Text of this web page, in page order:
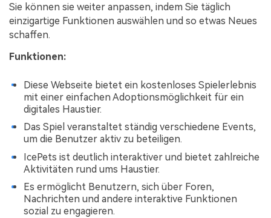
Sie können sie weiter anpassen, indem Sie täglich
einzigartige Funktionen auswählen und so etwas Neues
schaffen.
Funktionen:
Diese Webseite bietet ein kostenloses Spielerlebnis
mit einer einfachen Adoptionsmöglichkeit für ein
digitales Haustier.
Das Spiel veranstaltet ständig verschiedene Events,
um die Benutzer aktiv zu beteiligen.
IcePets ist deutlich interaktiver und bietet zahlreiche
Aktivitäten rund ums Haustier.
Es ermöglicht Benutzern, sich über Foren,
Nachrichten und andere interaktive Funktionen
sozial zu engagieren.